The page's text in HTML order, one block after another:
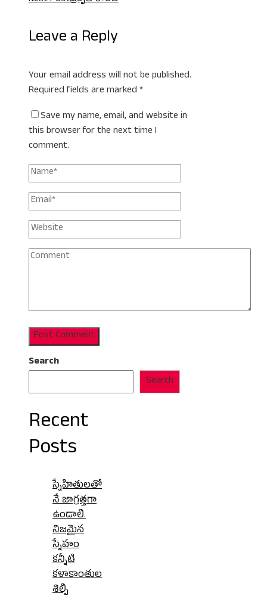
Leave a Reply
Your email address will not be published.
Required fields are marked *
Save my name, email, and website in
this browser for the next time I
comment.
Search
Search
Recent
Posts
స్నేహితులతో
నే జాగ్రత్తగా
ఉండాలి.
నిజమైన
స్నేహం
కన్నీటి
కళాకాంతుల
శిల్పి